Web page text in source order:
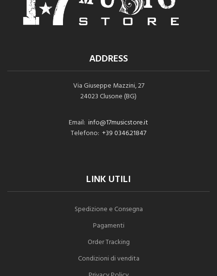
ADDRESS
Via Giuseppe Mazzini, 27
24023 Clusone (BG)
Email: info@17musicstore.it
Telefono: +39 0346.21847
LINK UTILI
Spedizione e Consegna
Pagamenti
Order Tracking
Condizioni di vendita